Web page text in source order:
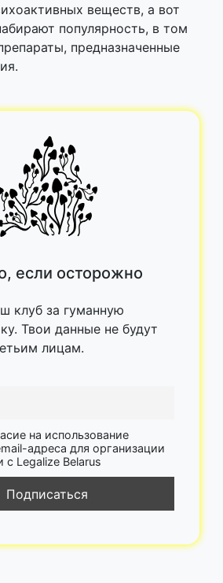
веществ, а вот
популярность, в том
предназначенные
если осторожно
клуб за гуманную
Твои данные не будут
лицам.
на использование
адреса для организации
Legalize Belarus